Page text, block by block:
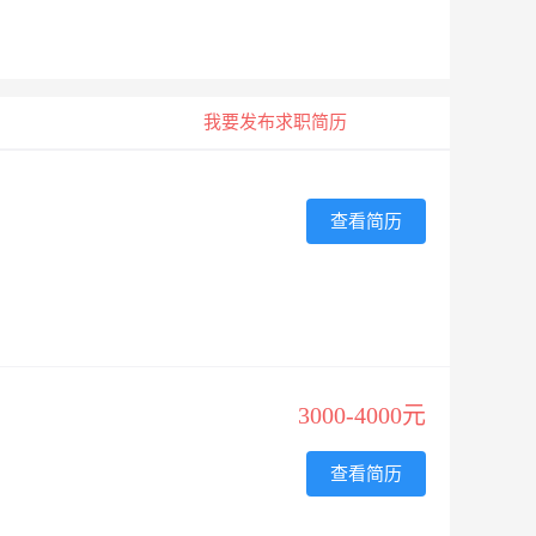
我要发布求职简历
查看简历
3000-4000元
查看简历